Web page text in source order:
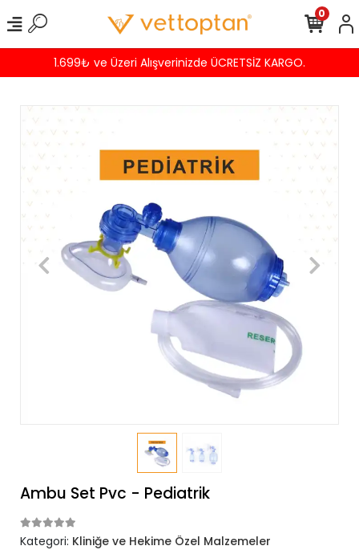
1.699₺ ve Üzeri Alışverinizde ÜCRETSİZ KARGO.
0
Ambu Set Pvc - Pediatrik
Kategori: Kliniğe ve Hekime Özel Malzemeler